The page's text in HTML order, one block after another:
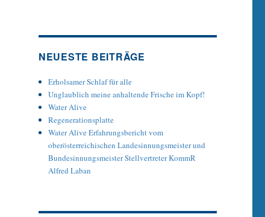
NEUESTE BEITRÄGE
Erholsamer Schlaf für alle
Unglaublich meine anhaltende Frische im Kopf!
Water Alive
Regenerationsplatte
Water Alive Erfahrungsbericht vom
oberösterreichischen Landesinnungsmeister und
Bundesinnungsmeister Stellvertreter KommR
Alfred Laban